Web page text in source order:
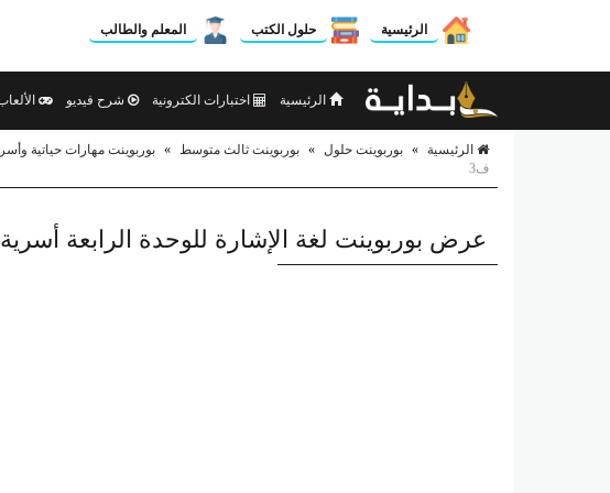
الرئيسية حلول الكتب المعلم والطالب
الرئيسية اختبارات الكترونية شرح فيديو
الرئيسية » بوربوينت حلول » بوربوينت ثالث متوسط » بوربوينت مهارات حياتية
ف3
عرض بوربوينت لغة الإشارة للوحدة الرابعة